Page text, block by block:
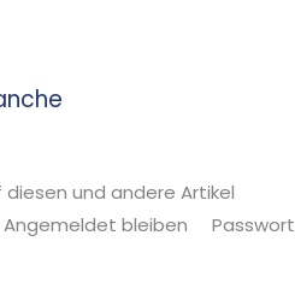
und andere Artikel
Angemeldet bleiben Passwort